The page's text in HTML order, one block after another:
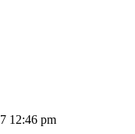
12:46 pm